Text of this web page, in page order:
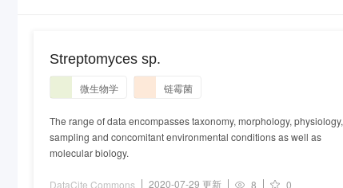
Streptomyces sp.
微生物学 链霉菌
The range of data encompasses taxonomy, morphology, physiology,
sampling and concomitant environmental conditions as well as
molecular biology.
DataCite Commons 2020-07-29 更新 8 0